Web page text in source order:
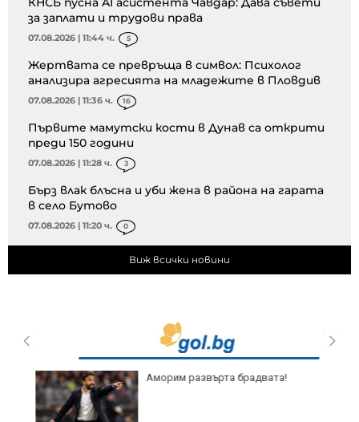
за заплати и трудови права
07.08.2026 | 11:44 ч. 5
Жертвата се превръща в символ: Психолог
анализира агресията на младежите в Пловдив
07.08.2026 | 11:36 ч. 16
Първите мамутски кости в Дунав са открити
преди 150 години
07.08.2026 | 11:28 ч. 3
Бърз влак блъсна и уби жена в района на гарата
в село Бутово
07.08.2026 | 11:20 ч. 0
Виж всички новини
Аморим развърта брадвата!